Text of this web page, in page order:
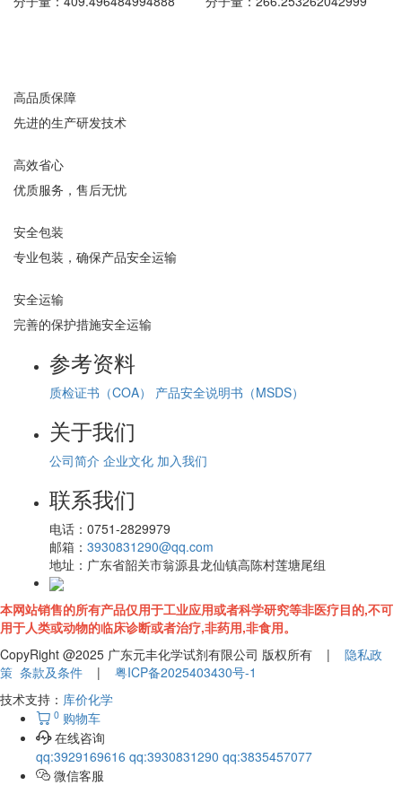
高品质保障
先进的生产研发技术
高效省心
优质服务，售后无忧
安全包装
专业包装，确保产品安全运输
安全运输
完善的保护措施安全运输
参考资料
质检证书（COA） 产品安全说明书（MSDS）
关于我们
公司简介 企业文化 加入我们
联系我们
电话： 0751-2829979
邮箱： 3930831290@qq.com
地址： 广东省韶关市翁源县龙仙镇高陈村莲塘尾组
本网站销售的所有产品仅用于工业应用或者科学研究等非医疗目的,不可
用于人类或动物的临床诊断或者治疗,非药用,非食用。
CopyRight @2025 广东元丰化学试剂有限公司 版权所有 | 隐私政
策 条款及条件 | 粤ICP备2025403430号-1
技术支持： 库价化学
0 购物车
在线咨询
qq:3929169616 qq:3930831290 qq:3835457077
微信客服